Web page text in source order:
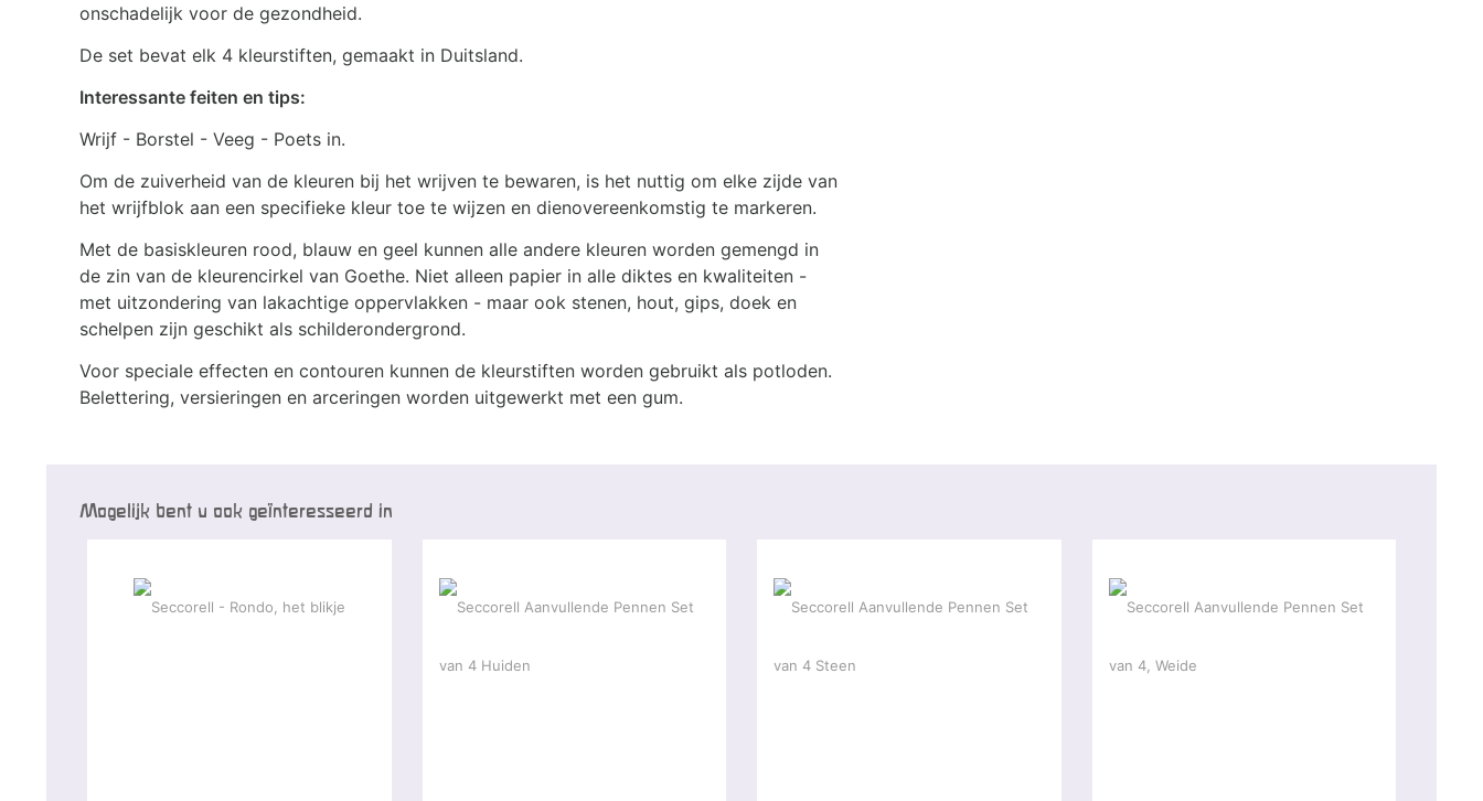
onschadelijk voor de gezondheid.
De set bevat elk 4 kleurstiften, gemaakt in Duitsland.
Interessante feiten en tips:
Wrijf - Borstel - Veeg - Poets in.
Om de zuiverheid van de kleuren bij het wrijven te bewaren, is het nuttig om elke zijde van
het wrijfblok aan een specifieke kleur toe te wijzen en dienovereenkomstig te markeren.
Met de basiskleuren rood, blauw en geel kunnen alle andere kleuren worden gemengd in
de zin van de kleurencirkel van Goethe. Niet alleen papier in alle diktes en kwaliteiten -
met uitzondering van lakachtige oppervlakken - maar ook stenen, hout, gips, doek en
schelpen zijn geschikt als schilderondergrond.
Voor speciale effecten en contouren kunnen de kleurstiften worden gebruikt als potloden.
Belettering, versieringen en arceringen worden uitgewerkt met een gum.
Mogelijk bent u ook geïnteresseerd in